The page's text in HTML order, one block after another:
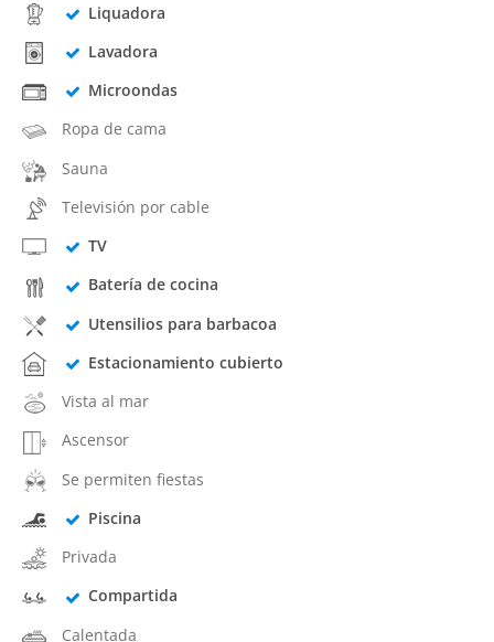
Liquadora
Lavadora
Microondas
Ropa de cama
Sauna
Televisión por cable
TV
Batería de cocina
Utensilios para barbacoa
Estacionamiento cubierto
Vista al mar
Ascensor
Se permiten fiestas
Piscina
Privada
Compartida
Calentada